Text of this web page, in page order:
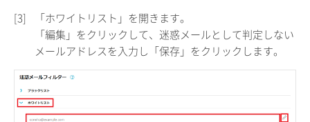
[3]
「ホワイトリスト」を開きます。
「編集」をクリックして、迷惑メールとして判定しない
メールアドレスを入力し「保存」をクリックします。